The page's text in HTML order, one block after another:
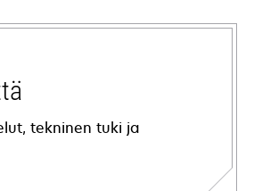
tekninen tuki ja